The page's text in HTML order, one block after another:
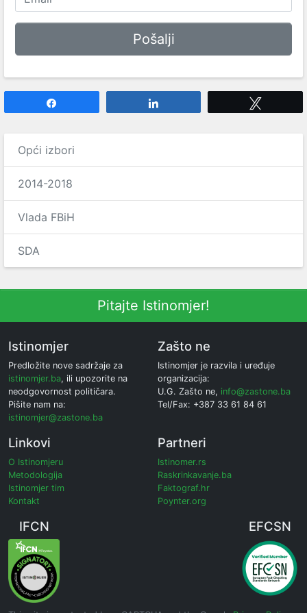
Opći izbori
2014-2018
Vlada FBiH
SDA
Pitajte Istinomjer!
Istinomjer
Predložite nove sadržaje za
istinomjer.ba, ili upozorite na
neodgovornost političara.
Pišite nam na:
istinomjer@zastone.ba
Zašto ne
Istinomjer je razvila i uređuje
organizacija:
U.G. Zašto ne, info@zastone.ba
Tel/Fax: +387 33 61 84 61
Linkovi
O Istinomjeru
Metodologija
Istinomjer tim
Kontakt
Partneri
Istinomer.rs
Raskrinkavanje.ba
Faktograf.hr
Poynter.org
IFCN EFCSN